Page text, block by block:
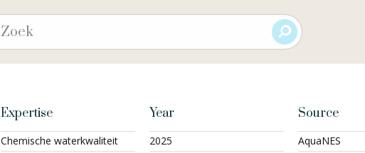
Expertise
Chemische waterkwaliteit
Year
2025
Source
AquaNES